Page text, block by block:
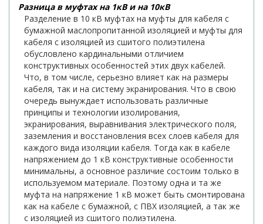
Разница в муфтах на 1кВ и на 10кВ
Разделение в 10 кВ муфтах на муфты для кабеля с
бумажной маслопропитанной изоляцией и муфты для
кабеля с изоляцией из сшитого полиэтилена
обусловлено кардинальными отличием
конструктивных особенностей этих двух кабелей.
Что, в том числе, серьезно влияет как на размеры
кабеля, так и на систему экранирования. Что в свою
очередь вынуждает использовать различные
принципы и технологии изолирования,
экранирования, выравнивания электрического поля,
заземления и восстановления всех слоев кабеля для
каждого вида изоляции кабеля. Тогда как в кабеле
напряжением до 1 кВ конструктивные особенности
минимальны, а основное различие состоим только в
используемом материале. Поэтому одна и та же
муфта на напряжение 1 кВ может быть смонтирована
как на кабеле с бумажной, с ПВХ изоляцией, а так же
с изоляцией из сшитого полиэтилена.